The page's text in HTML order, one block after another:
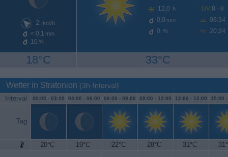
2 km/h
< 0,1 mm
10 %
18°C
12,0 h
0.0 mm
0 %
UV 8 - 8
06:34
20:24
33°C
Wetter in Stratonion (3h-Interval)
Interval 00:00 - 03:00 03:00 - 06:00 06:00 - 09:00 09:00 - 12:00 12:00 - 15:00 15:00
Tag
20°C 19°C 22°C 28°C 31°C
35°C